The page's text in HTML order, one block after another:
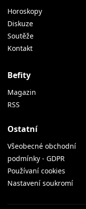
Horoskopy
Diskuze
Soutěže
Kontakt
Befity
Magazin
RSS
Ostatní
Všeobecné obchodní
podmínky - GDPR
Používaní cookies
Nastavení soukromí